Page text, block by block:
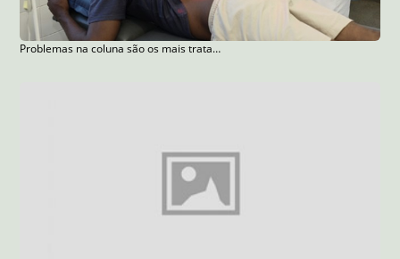
Problemas na coluna são os mais tratados por caminhoneiros